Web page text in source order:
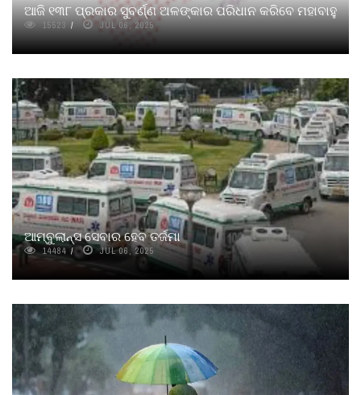
ଆଜି ୧୩୮ ପ୍ରକାର ସୁବର୍ଣ୍ଣ ଅଳଙ୍କାର ପରିଧାନ କରିବେ ମହାବାହୁ
15523 JUL 06, 2025
ଆମ୍ବୁଲାନ୍ସ ସେବାର ହେବ ତର୍ଜମା
14484 JUL 06, 2025